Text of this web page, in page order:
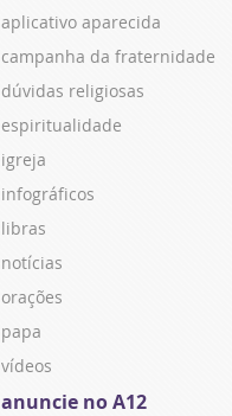
aplicativo aparecida
campanha da fraternidade
dúvidas religiosas
espiritualidade
igreja
infográficos
libras
notícias
orações
papa
vídeos
anuncie no A12